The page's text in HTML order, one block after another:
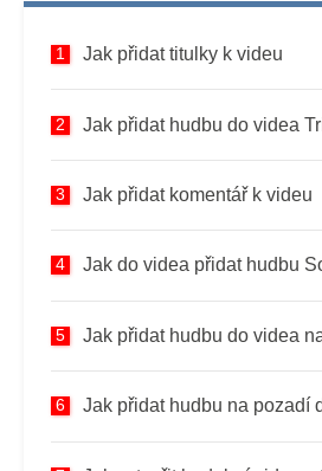
Jak přidat titulky k videu
Jak přidat hudbu do videa
Jak přidat komentář k videu
Jak do videa přidat hudbu
Jak přidat hudbu do videa
Jak přidat hudbu na pozadí